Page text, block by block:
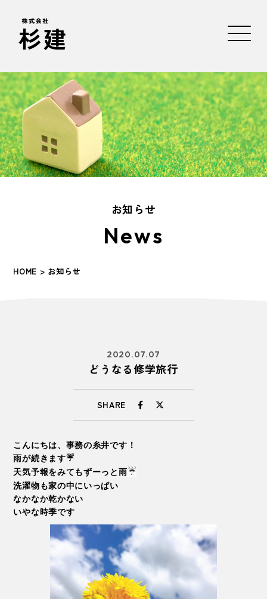
お知らせ
News
HOME > お知らせ
2020.07.07
どうなる修学旅行
SHARE
こんにちは、事務の糸井です！
雨が続きます☔
天気予報をみてもずーっと雨☔
洗濯物も家の中にいっぱい
なかなか乾かない
いやな時季です